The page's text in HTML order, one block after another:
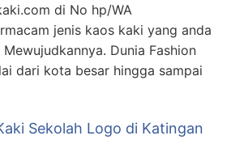
di No hp/WA
jenis kaos kaki yang anda
Dunia Fashion
dari kota besar hingga sampai
Sekolah Logo di Katingan